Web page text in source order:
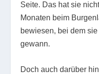
Seite. Das hat sie
Monaten beim
bewiesen, bei dem
gewann.
Doch auch darüber